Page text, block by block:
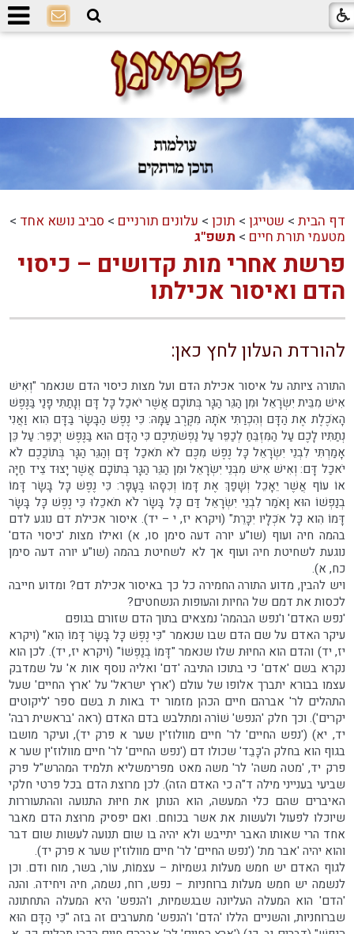
דף הבית > שטייגן > תוכן > עלונים תורניים > סביב נושא אחד >
מטעמי תורת חיים > תשפ"ג
פרשת אחרי מות קדושים – כיסוי
הדם ואיסור אכילתו
להורדת העלון לחץ כאן:
התורה ציותה על איסור אכילת הדם ועל מצות כיסוי הדם שנאמר "וְאִישׁ
אִישׁ מִבֵּית יִשְׂרָאֵל וּמִן הַגֵּר הַגָּר בְּתוֹכָם אֲשֶׁר יֹאכַל כָּל דָּם וְנָתַתִּי פָנַי בַּנֶּפֶשׁ
הָאֹכֶלֶת אֶת הַדָּם וְהִכְרַתִּי אֹתָהּ מִקֶּרֶב עַמָּהּ: כִּי נֶפֶשׁ הַבָּשָׂר בַּדָּם הִוא וַאֲנִי
נְתַתִּיו לָכֶם עַל הַמִּזְבֵּחַ לְכַפֵּר עַל נַפְשֹׁתֵיכֶם כִּי הַדָּם הוּא בַּנֶּפֶשׁ יְכַפֵּר: עַל כֵּן
אָמַרְתִּי לִבְנֵי יִשְׂרָאֵל כָּל נֶפֶשׁ מִכֶּם לֹא תֹאכַל דָּם וְהַגֵּר הַגָּר בְּתוֹכֲכֶם לֹא
יֹאכַל דָּם: וְאִישׁ אִישׁ מִבְּנֵי יִשְׂרָאֵל וּמִן הַגֵּר הַגָּר בְּתוֹכָם אֲשֶׁר יָצוּד צֵיד חַיָּה
אוֹ עוֹף אֲשֶׁר יֵאָכֵל וְשָׁפַךְ אֶת דָּמוֹ וְכִסָּהוּ בֶּעָפָר: כִּי נֶפֶשׁ כָּל בָּשָׂר דָּמוֹ
בְנַפְשׁוֹ הוּא וָאֹמַר לִבְנֵי יִשְׂרָאֵל דַּם כָּל בָּשָׂר לֹא תֹאכֵלוּ כִּי נֶפֶשׁ כָּל בָּשָׂר
דָּמוֹ הִוא כָּל אֹכְלָיו יִכָּרֵת" (ויקרא יז, י – יד). איסור אכילת דם נוגע לדם
בהמה חיה ועוף (שו"ע יורה דעה סימן סו, א) ואילו מצות 'כיסוי הדם'
נוגעת לשחיטת חיה ועוף אך לא לשחיטת בהמה (שו"ע יורה דעה סימן
כח, א).
ויש להבין, מדוע התורה החמירה כל כך באיסור אכילת דם? ומדוע חייבה
לכסות את דמם של החיות והעופות הנשחטים?
'נפש האדם' ו'נפש הבהמה' נמצאים בתוך הדם שזורם בגופם
עיקר האדם על שם הדם שבו שנאמר "כִּי נֶפֶשׁ כָּל בָּשָׂר דָּמוֹ הִוא" (ויקרא
יז, יד) והדם הוא החיוּת שלו שנאמר "דָּמוֹ בְנַפְשׁוֹ" (ויקרא יז, יד). לכן הוא
נקרא בשם 'אדם' כי בתוכו התיבה 'דם' ואליה נוסף אות א' על שמדבק
עצמו בבורא יתברך אלופו של עולם ('ארץ ישראל' על 'ארץ החיים' שעל
התהלים לר' אברהם חיים הכהן מזמור יד באות ת בשם ספר 'ליקוטים
יקרים'). וכך חלק 'הנפש' שׁוֹרה ומתלבש בדם האדם (ראה 'בראשית רבה'
יד, יא) ('נפש החיים' לר' חיים מוולוז'ין שער א פרק יד), ועיקר מושבו
בגוף הוא בחלק ה'כָּבֵד' שכולו דם ('נפש החיים' לר' חיים מוולוז'ין שער א
פרק יד, 'מטה משה' לר' משה מאט מפרימשליא תלמיד המהרש"ל פרק
שביעי בענייני מילה ד"ה כי האדם הזה). לכן מרוצת הדם בכל פרטי חלקי
האיברים שהם כלי המעשה, הוא הנותן את חיוּת התנועה וההתעוררות
שיוכלו לפעול ולעשות את אשר בכוחם. ואם יפסיק מרוּצת הדם מאבר
אחד הרי שאותו האבר יתייבש ולא יהיה בו שום תנועה לעשות שום דבר
והוא יהיה 'אבר מת' ('נפש החיים' לר' חיים מוולוז'ין שער א פרק יד).
לגוף האדם יש חמש מעלות גשמיוֹת – עצמוֹת, עוֹר, בשר, מוח ודם. וכן
לנשמה יש חמש מעלות ברוחניות – נפש, רוח, נשמה, חיה ויחידה. והנה
'הדם' הוא המעלה העליונה שבגשמיות, ו'הנפש' היא המעלה התחתונה
שברוחניות, והשניים הללו 'הדם' ו'הנפש' מתערבים זה בזה "כִּי הַדָּם הוּא